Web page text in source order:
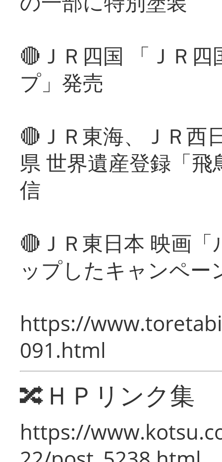
🔴ＪＲ四国 「ＪＲ
プ」発売
🔴ＪＲ東海、ＪＲ西
県 世界遺産登録「
信
🔴ＪＲ東日本 映画
ップしたキャンペー
https://
091.html
🔀ＨＰリンク集
https://